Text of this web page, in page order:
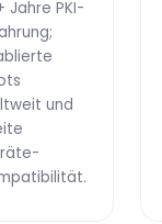
Jahre PKI-
und